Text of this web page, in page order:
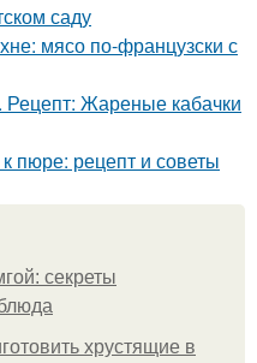
саду
мясо по-французски с
Жареные кабачки
пюре: рецепт и советы
секреты
хрустящие в